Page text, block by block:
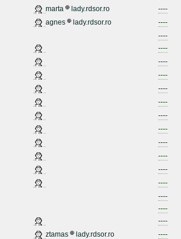
marta lady.rdsor.ro ----
agnes lady.rdsor.ro ----
----
----
----
----
----
----
----
----
----
----
----
----
----
----
----
ztamas lady.rdsor.ro ----